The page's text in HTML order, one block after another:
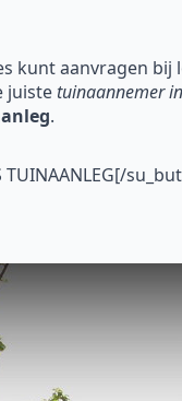
kunt aanvragen bij
juiste tuinaannemer
.
TUINAANLEG[/